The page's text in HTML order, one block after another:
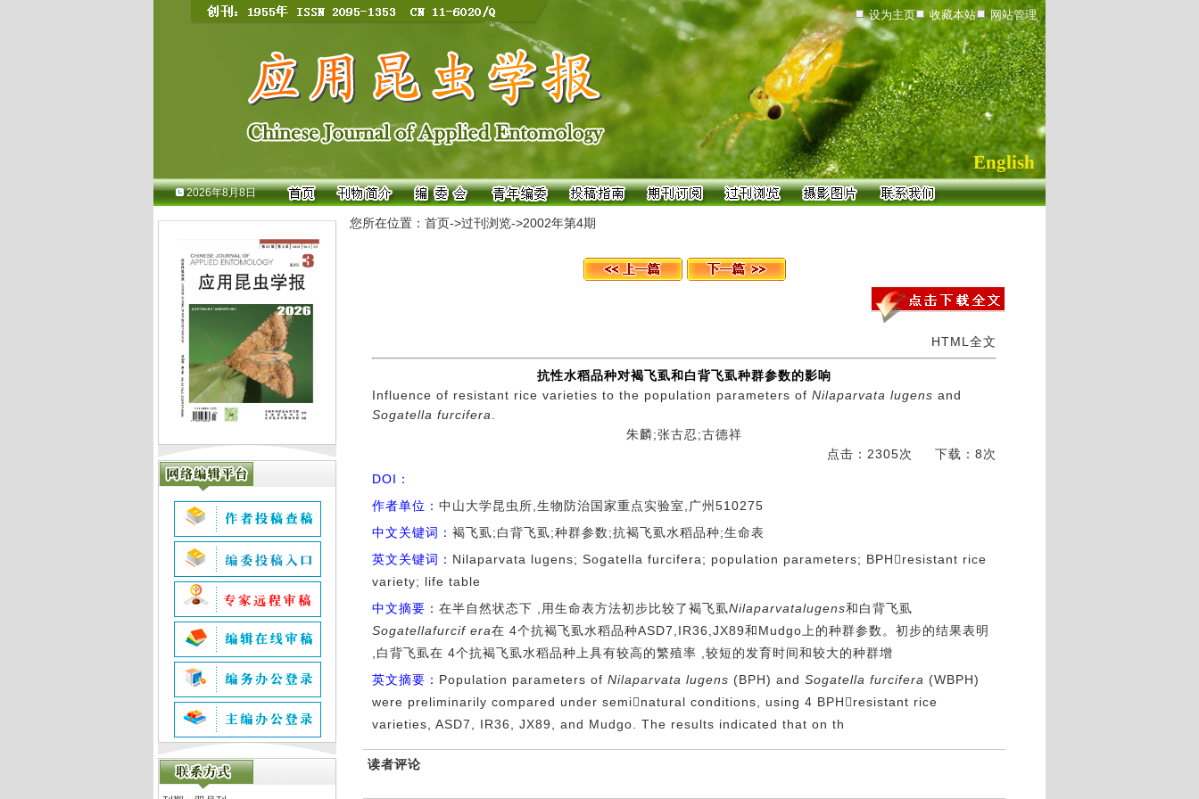
设为主页 收藏本站 网站管理
English
2026年8月8日
您所在位置： 首页->过刊浏览->2002年第4期
HTML全文
抗性水稻品种对褐飞虱和白背飞虱种群参数的影响
Influence of resistant rice varieties to the population parameters of Nilaparvata lugens and
Sogatella furcifera
朱麟;张古忍;古德祥
点击：2305次
下载：8次
DOI：
作者单位： 中山大学昆虫所,生物防治国家重点实验室,广州510275
中文关键词： 褐飞虱;白背飞虱;种群参数;抗褐飞虱水稻品种;生命表
英文关键词： Nilaparvata lugens; Sogatella furcifera; population parameters; BPHresistant rice
variety; life table
中文摘要： 在半自然状态下 ,用生命表方法初步比较了褐飞虱Nilaparvatalugens和白背飞虱
Sogatellafurcif era在 4个抗褐飞虱水稻品种ASD7,IR36,JX89和Mudgo上的种群参数。初步的结果表明
,白背飞虱在 4个抗褐飞虱水稻品种上具有较高的繁殖率 ,较短的发育时间和较大的种群增
英文摘要： Population parameters of Nilaparvata lugens (BPH) and Sogatella furcifera (WBPH)
were preliminarily compared under seminatural conditions, using 4 BPHresistant rice
varieties, ASD7, IR36, JX89, and Mudgo. The results indicated that on th
读者评论